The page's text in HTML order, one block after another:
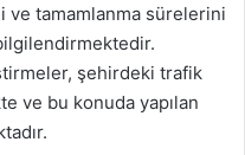
tamamlanma sürelerini
şehirdeki trafik
ve bu konuda yapılan